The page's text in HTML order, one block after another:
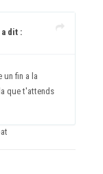
dit :
un fin a la
que t'attends